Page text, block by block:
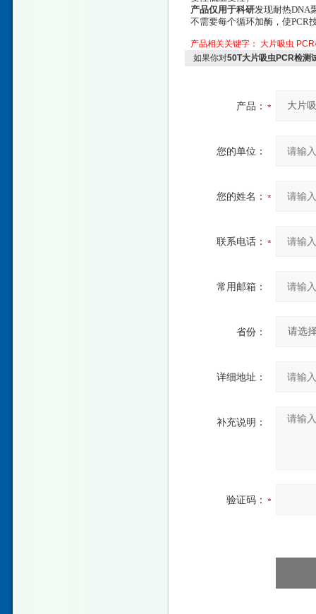
产品仅用于科研发现耐热DNA
不需要每个循环加酶，使PCR
产品相关关键字： 大片吸虫
如果你对50T大片吸虫PCR检测
产品：
您的单位：
您的姓名：
联系电话：
常用邮箱：
省份：
详细地址：
补充说明：
验证码：